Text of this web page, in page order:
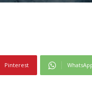
Pinterest